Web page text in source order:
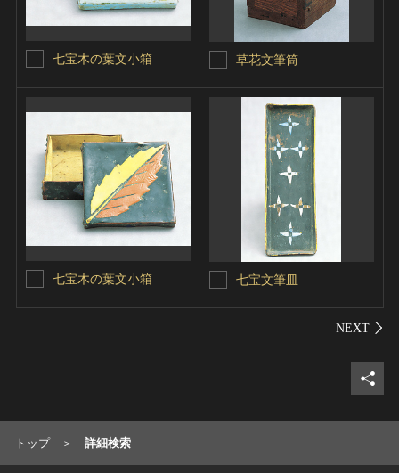
七宝木の葉文小箱 草花文筆筒
七宝木の葉文小箱 七宝文筆皿
シェ
トップ 詳細検索